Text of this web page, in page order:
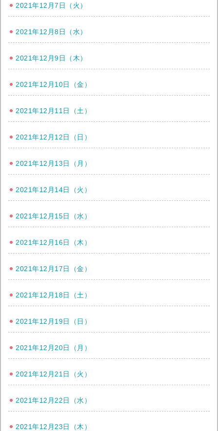
2021年12月7日（火）
2021年12月8日（水）
2021年12月9日（木）
2021年12月10日（金）
2021年12月11日（土）
2021年12月12日（日）
2021年12月13日（月）
2021年12月14日（火）
2021年12月15日（水）
2021年12月16日（木）
2021年12月17日（金）
2021年12月18日（土）
2021年12月19日（日）
2021年12月20日（月）
2021年12月21日（火）
2021年12月22日（水）
2021年12月23日（木）